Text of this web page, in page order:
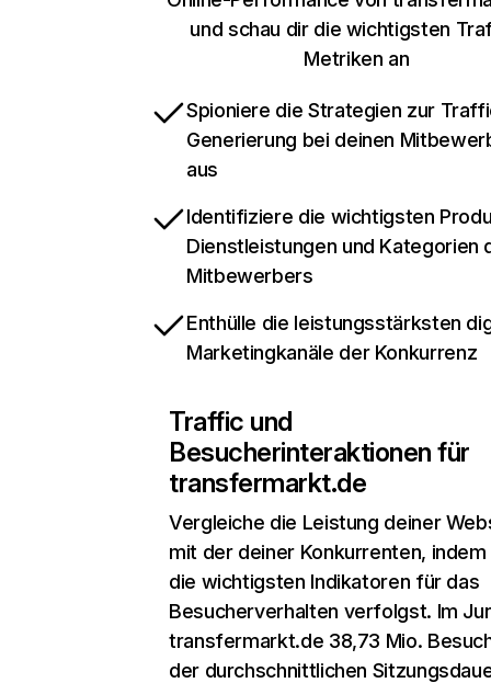
und schau dir die wichtigsten
Metriken an
Spioniere die Strategien zur
Generierung bei deinen
aus
Identifiziere die wichtigsten
Dienstleistungen und Kategorien
Mitbewerbers
Enthülle die leistungsstärksten
Marketingkanäle der Konkurrenz
Traffic und
Besucherinteraktionen für
transfermarkt.de
Vergleiche die Leistung deiner
mit der deiner Konkurrenten, indem
die wichtigsten Indikatoren für das
Besucherverhalten verfolgst. Im
transfermarkt.de 38,73 Mio.
der durchschnittlichen